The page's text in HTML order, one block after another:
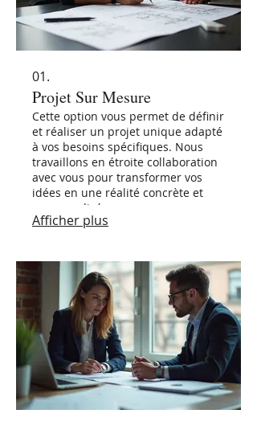
01.
Projet Sur Mesure
Cette option vous permet de définir
et réaliser un projet unique adapté
à vos besoins spécifiques. Nous
travaillons en étroite collaboration
avec vous pour transformer vos
idées en une réalité concrète et
personnalisée.
Afficher plus